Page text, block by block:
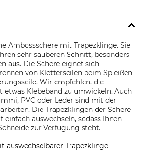
Ambossschere mit Trapezklinge. Sie
sehr sauberen Schnitt, besonders
aus. Die Schere eignet sich
von Kletterseilen beim Spleißen
Wir empfehlen, die
etwas Klebeband zu umwickeln. Auch
PVC oder Leder sind mit der
Die Trapezklingen der Schere
einfach auswechseln, sodass Ihnen
zur Verfügung steht.
auswechselbarer Trapezklinge